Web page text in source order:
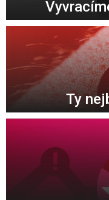
Ty